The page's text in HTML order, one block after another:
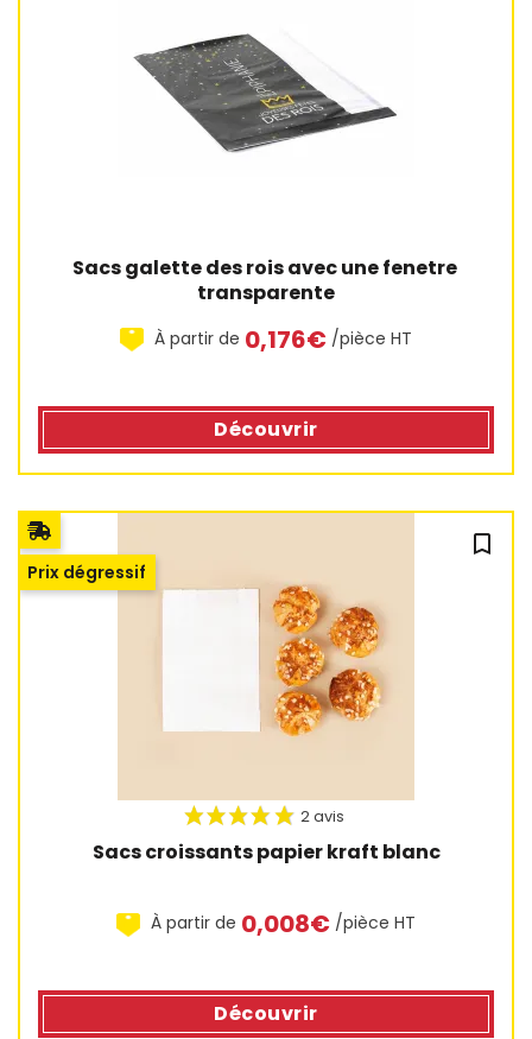
Sacs galette des rois avec une fenetre
transparente
À partir de 0,176€ /pièce HT
Découvrir
bookmark_outline
Sacs croissants papier kraft blanc
À partir de 0,008€ /pièce HT
Prix dégressif
Découvrir